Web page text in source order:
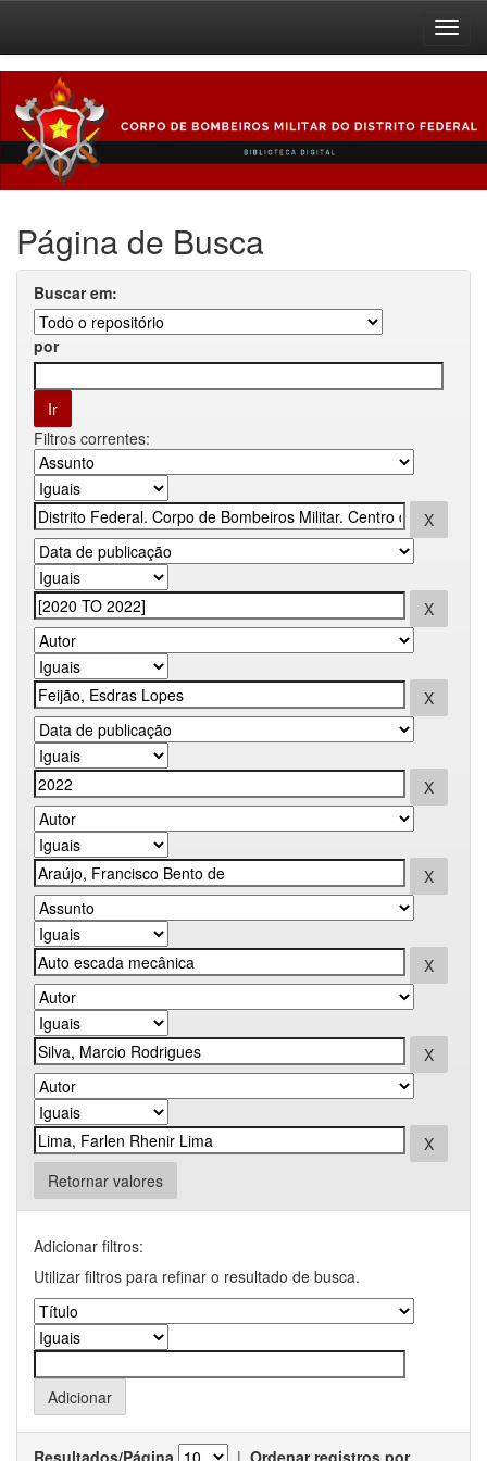
navigation
Página de Busca
Buscar em:
por
Filtros correntes:
Retornar valores
Adicionar filtros:
Utilizar filtros para refinar o resultado de busca.
Resultados/Página | Ordenar registros por